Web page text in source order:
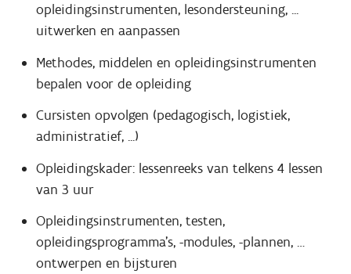
opleidingsinstrumenten, lesondersteuning, ...
uitwerken en aanpassen
Methodes, middelen en opleidingsinstrumenten
bepalen voor de opleiding
Cursisten opvolgen (pedagogisch, logistiek,
administratief, ...)
Opleidingskader: lessenreeks van telkens 4 lessen
van 3 uur
Opleidingsinstrumenten, testen,
opleidingsprogramma’s, -modules, -plannen, …
ontwerpen en bijsturen